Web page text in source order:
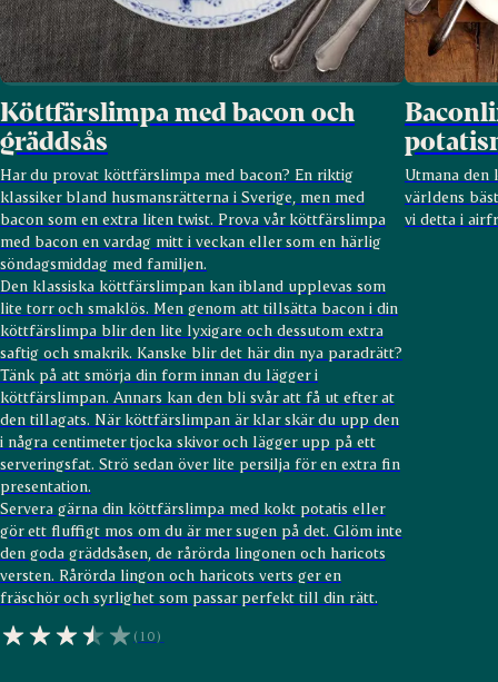
Köttfärslimpa med bacon och
gräddsås
Har du provat köttfärslimpa med bacon? En riktig
klassiker bland husmansrätterna i Sverige, men med
bacon som en extra liten twist. Prova vår köttfärslimpa
med bacon en vardag mitt i veckan eller som en härlig
söndagsmiddag med familjen.
Den klassiska köttfärslimpan kan ibland upplevas som
lite torr och smaklös. Men genom att tillsätta bacon i din
köttfärslimpa blir den lite lyxigare och dessutom extra
saftig och smakrik. Kanske blir det här din nya paradrätt?
Tänk på att smörja din form innan du lägger i
köttfärslimpan. Annars kan den bli svår att få ut efter at
den tillagats. När köttfärslimpan är klar skär du upp den
i några centimeter tjocka skivor och lägger upp på ett
serveringsfat. Strö sedan över lite persilja för en extra fin
presentation.
Servera gärna din köttfärslimpa med kokt potatis eller
gör ett fluffigt mos om du är mer sugen på det. Glöm inte
den goda gräddsåsen, de rårörda lingonen och haricots
versten. Rårörda lingon och haricots verts ger en
fräschör och syrlighet som passar perfekt till din rätt.
(10)
Utmana den
världens
vi detta i